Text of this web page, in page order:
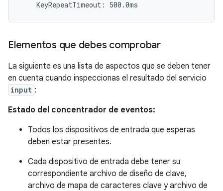
Elementos que debes comprobar
La siguiente es una lista de aspectos que se deben tener
en cuenta cuando inspeccionas el resultado del servicio
input :
Estado del concentrador de eventos:
Todos los dispositivos de entrada que esperas
deben estar presentes.
Cada dispositivo de entrada debe tener su
correspondiente archivo de diseño de clave,
archivo de mapa de caracteres clave y archivo de